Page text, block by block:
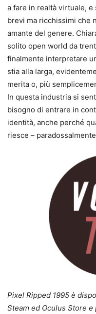
a fare in realtà virtuale,
brevi ma ricchissimi che
amante del genere.
solito open world da
finalmente interpretare
stia alla larga,
merita o, più
In questa industria si
bisogno di entrare in
identità, anche perché
riesce –
Pixel Ripped 1995 è
Steam ed Oculus Store